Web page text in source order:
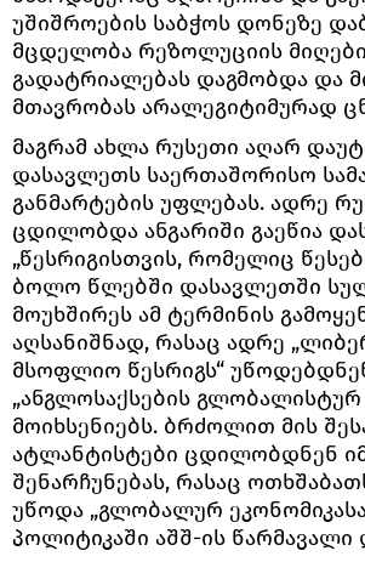
უშიშროების საბჭოს დონეზე
მცდელობა რეზოლუციის
გადატრიალებას დაგმობდა და
მთავრობას არალეგიტიმურად
მაგრამ ახლა რუსეთი აღარ
დასავლეთს საერთაშორისო
განმარტების უფლებას. ადრე
ცდილობდა ანგარიში გაეწია
„წესრიგისთვის, რომელიც
ბოლო წლებში დასავლეთში
მოუხშირეს ამ ტერმინის
აღსანიშნად, რასაც ადრე
მსოფლიო წესრიგს“
„ანგლოსაქსების
მოიხსენიებს. ბრძოლით მის
ატლანტისტები ცდილობდნენ
შენარჩუნებას, რასაც
უწოდა „გლობალურ
პოლიტიკაში აშშ-ის წარმავალი